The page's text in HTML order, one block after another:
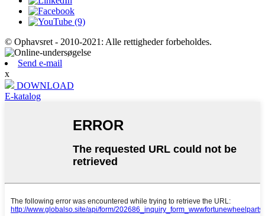
© Ophavsret - 2010-2021: Alle rettigheder forbeholdes.
Send e-mail
x
DOWNLOAD
E-katalog